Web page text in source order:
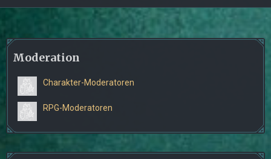
Moderation
Charakter-Moderatoren
RPG-Moderatoren